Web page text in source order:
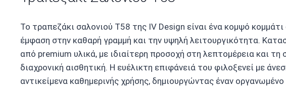
Το τραπεζάκι σαλονιού T58 της IV Design είναι ένα κομψό
έμφαση στην καθαρή γραμμή και την υψηλή λειτουργικότητα.
από premium υλικά, με ιδιαίτερη προσοχή στη λεπτομέρεια και
διαχρονική αισθητική. Η ευέλικτη επιφάνειά του φιλοξενεί με
αντικείμενα καθημερινής χρήσης, δημιουργώντας έναν